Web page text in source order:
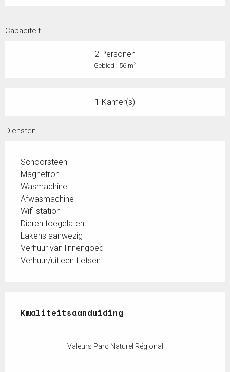
Capaciteit
2 Personen
Gebied : 56 m2
1 Kamer(s)
Diensten
Schoorsteen
Magnetron
Wasmachine
Afwasmachine
Wifi station
Dieren toegelaten
Lakens aanwezig
Verhuur van linnengoed
Verhuur/uitleen fietsen
Kwaliteitsaanduiding
Kwaliteitsaanduiding
Valeurs Parc Naturel Régional